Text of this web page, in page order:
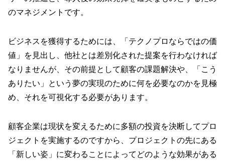
のマネジメントです。
ビジネスを獲得するためには、「テクノプロならではの価
値」を見出し、他社とは差別化された提案を行わなければ
なりませんが、その前提として顧客の課題解決や、「こう
ありたい」という夢の実現のために何を必要なのかを見極
め、それを可視化する必要があります。
顧客企業は現状を変えるために多額の投資を決断してプロ
ジェクトを実施するのですから、プロジェクトの先にある
「新しい姿」に変わることによってどのような効果がある